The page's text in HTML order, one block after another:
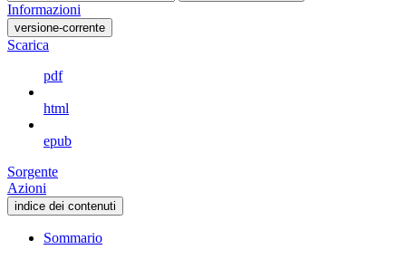
Informazioni
versione-corrente
Scarica
pdf
html
epub
Sorgente
Azioni
indice dei contenuti
Sommario